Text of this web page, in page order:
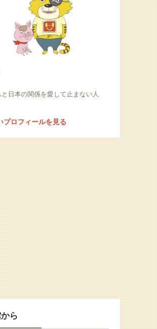
日本の関係を愛して止まない人
プロフィールを見る
ら